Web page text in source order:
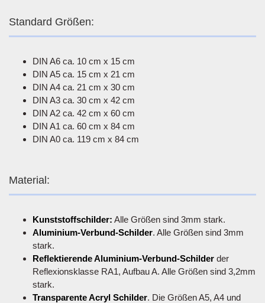
Standard Größen:
DIN A6 ca. 10 cm x 15 cm
DIN A5 ca. 15 cm x 21 cm
DIN A4 ca. 21 cm x 30 cm
DIN A3 ca. 30 cm x 42 cm
DIN A2 ca. 42 cm x 60 cm
DIN A1 ca. 60 cm x 84 cm
DIN A0 ca. 119 cm x 84 cm
Material:
Kunststoffschilder: Alle Größen sind 3mm stark.
Aluminium-Verbund-Schilder. Alle Größen sind 3mm
stark.
Reflektierende Aluminium-Verbund-Schilder der
Reflexionsklasse RA1, Aufbau A. Alle Größen sind 3,2mm
stark.
Transparente Acryl Schilder. Die Größen A5, A4 und